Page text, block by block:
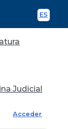
ES
Acceder